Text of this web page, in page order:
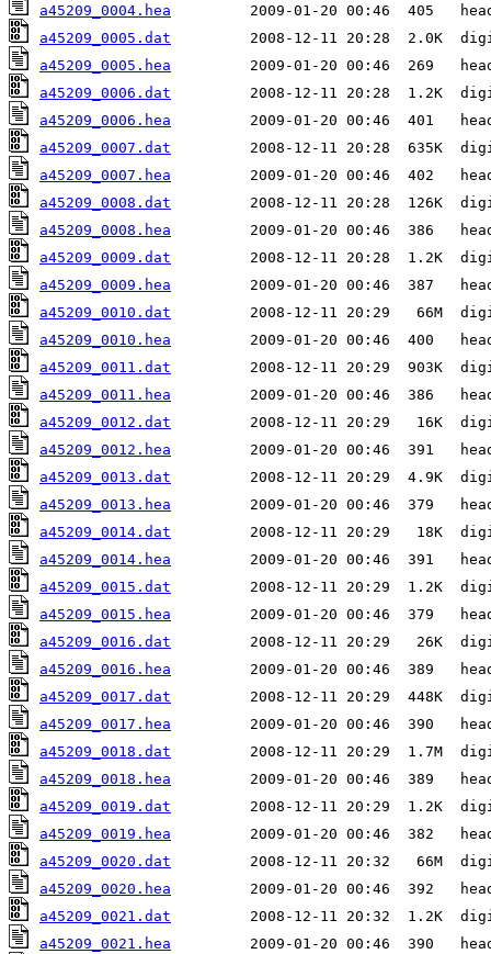
a45209_0004.hea
a45209_0005.dat
a45209_0005.hea
a45209_0006.dat
a45209_0006.hea
a45209_0007.dat
a45209_0007.hea
a45209_0008.dat
a45209_0008.hea
a45209_0009.dat
a45209_0009.hea
a45209_0010.dat
a45209_0010.hea
a45209_0011.dat
a45209_0011.hea
a45209_0012.dat
a45209_0012.hea
a45209_0013.dat
a45209_0013.hea
a45209_0014.dat
a45209_0014.hea
a45209_0015.dat
a45209_0015.hea
a45209_0016.dat
a45209_0016.hea
a45209_0017.dat
a45209_0017.hea
a45209_0018.dat
a45209_0018.hea
a45209_0019.dat
a45209_0019.hea
a45209_0020.dat
a45209_0020.hea
a45209_0021.dat
a45209_0021.hea